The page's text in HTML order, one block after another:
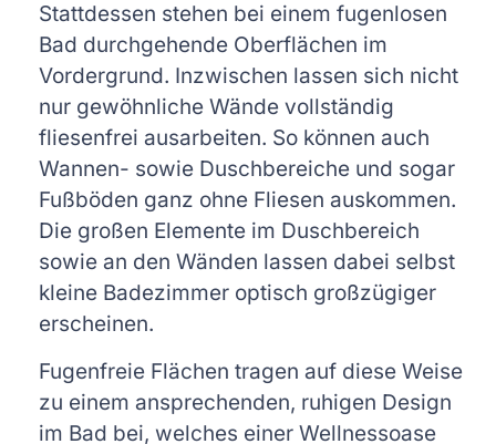
Stattdessen stehen bei einem fugenlosen
Bad durchgehende Oberflächen im
Vordergrund. Inzwischen lassen sich nicht
nur gewöhnliche Wände vollständig
fliesenfrei ausarbeiten. So können auch
Wannen- sowie Duschbereiche und sogar
Fußböden ganz ohne Fliesen auskommen.
Die großen Elemente im Duschbereich
sowie an den Wänden lassen dabei selbst
kleine Badezimmer optisch großzügiger
erscheinen.
Fugenfreie Flächen tragen auf diese Weise
zu einem ansprechenden, ruhigen Design
im Bad bei, welches einer Wellnessoase